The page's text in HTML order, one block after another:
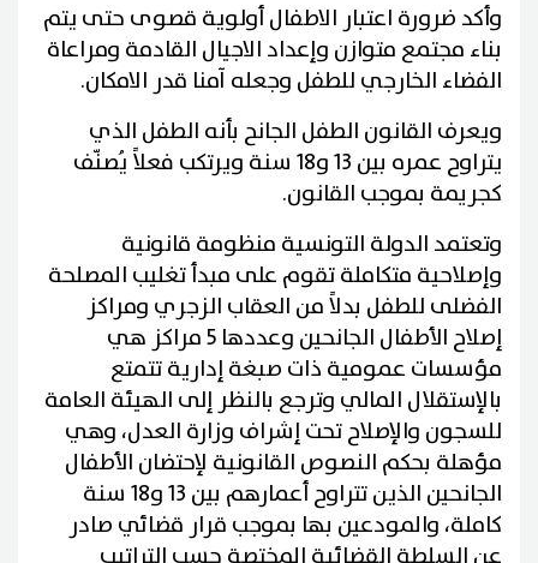
وأكد ضرورة اعتبار الاطفال أولوية قصوى حتى يتم
بناء مجتمع متوازن وإعداد الاجيال القادمة ومراعاة
الفضاء الخارجي للطفل وجعله آمنا قدر الامكان.
ويعرف القانون الطفل الجانح بأنه الطفل الذي
يتراوح عمره بين 13 و18 سنة ويرتكب فعلاً يُصنّف
كجريمة بموجب القانون.
وتعتمد الدولة التونسية منظومة قانونية
وإصلاحية متكاملة تقوم على مبدأ تغليب المصلحة
الفضلى للطفل بدلاً من العقاب الزجري ومراكز
إصلاح الأطفال الجانحين وعددها 5 مراكز هي
مؤسسات عمومية ذات صبغة إدارية تتمتع
بالإستقلال المالي وترجع بالنظر إلى الهيئة العامة
للسجون والإصلاح تحت إشراف وزارة العدل، وهي
مؤهلة بحكم النصوص القانونية لإحتضان الأطفال
الجانحين الذين تتراوح أعمارهم بين 13 و18 سنة
كاملة، والمودعين بها بموجب قرار قضائي صادر